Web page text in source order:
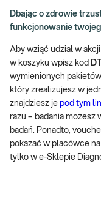
Dbając o zdrowie
funkcjonowanie
Aby wziąć udział w
w koszyku wpisz kod
wymienionych
który zrealizujesz w
znajdziesz je pod tym
razu – badania możesz
badań. Ponadto,
pokazać w placówce
tylko w e-Sklepie